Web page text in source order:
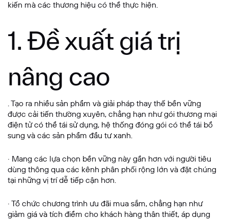
kiến mà các thương hiệu có thể thực hiện.
1. Đề xuất giá trị
nâng cao
. Tạo ra nhiều sản phẩm và giải pháp thay thế bền vững
được cải tiến thường xuyên, chẳng hạn như gói thương mại
điện tử có thể tái sử dụng, hệ thống đóng gói có thể tái bổ
sung và các sản phẩm đầu tư xanh.
· Mang các lựa chọn bền vững này gần hơn với người tiêu
dùng thông qua các kênh phân phối rộng lớn và đặt chúng
tại những vị trí dễ tiếp cận hơn.
· Tổ chức chương trình ưu đãi mua sắm, chẳng hạn như
giảm giá và tích điểm cho khách hàng thân thiết, áp dụng